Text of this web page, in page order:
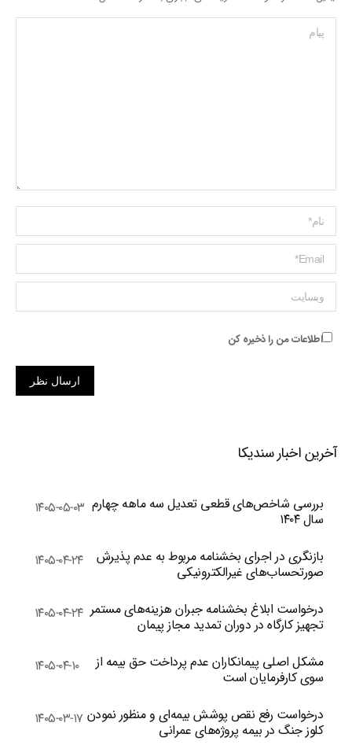
پیام
Name *
ایمیل *
وبسایت
اطلاعات من را ذخیره کن
ارسال نظر
آخرین اخبار سندیکا
بررسی شاخص‌های قطعی تعدیل سه ماهه چهارم
سال ۱۴۰۴
۱۴۰۵-۰۵-۰۳
بازنگری در اجرای بخشنامه مربوط به عدم پذیرش
صورتحساب‌های غیرالکترونیکی
۱۴۰۵-۰۴-۲۴
درخواست ابلاغ بخشنامه جبران هزینه‌های مستمر
تجهیز کارگاه در دوران تمدید مجاز پیمان
۱۴۰۵-۰۴-۲۴
مشکل اصلی پیمانکاران عدم پرداخت حق بیمه از
سوی کارفرمایان است
۱۴۰۵-۰۴-۱۰
درخواست رفع نقص پوشش بیمه‌ای و منظور نمودن
کلوز جنگ در بیمه پروژه‌های عمرانی
۱۴۰۵-۰۳-۱۷